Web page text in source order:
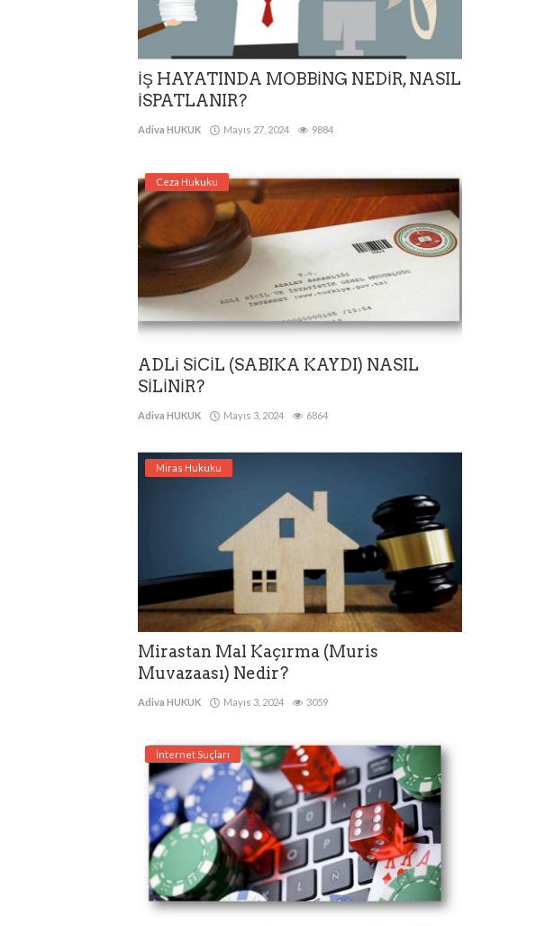
İŞ HAYATINDA MOBBİNG NEDİR, NASIL
İSPATLANIR?
Adiva HUKUK Mayıs 27, 2024 9884
Ceza Hukuku
ADLİ SİCİL (SABIKA KAYDI) NASIL
SİLİNİR?
Adiva HUKUK Mayıs 3, 2024 6864
Miras Hukuku
Mirastan Mal Kaçırma (Muris
Muvazaası) Nedir?
Adiva HUKUK Mayıs 3, 2024 3059
İnternet Suçları